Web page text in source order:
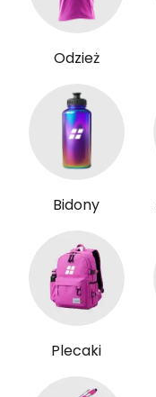
Odzież
Bidony
Plecaki